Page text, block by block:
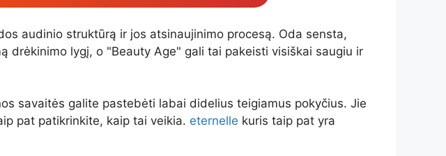
audinio struktūrą ir jos atsinaujinimo procesą. Oda sensta,
drėkinimo lygį, o "Beauty Age" gali tai pakeisti visiškai saugiu ir
savaitės galite pastebėti labai didelius teigiamus pokyčius. Jie
pat patikrinkite, kaip tai veikia. eternelle kuris taip pat yra